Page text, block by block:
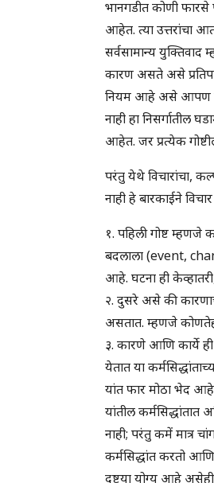
भानगडीत कोणी
आहेत. त्या उत्तरांचा
सर्वसामान्य युक्तिवाद
कारण असते असे
नियम आहे असे आपण
नाही हा निसर्गातील
आहेत. जर प्रत्येक
परंतु येथे विचारांचा,
नाही हे बारकाईने
१. पहिली गोष्ट म्हणजे
बदलाला (event,
आहे. घटना ही
२. दुसरे असे की
असतात. म्हणजे
३. कारणे आणि कार्ये
येतात या
यांत फार मोठा भेद
यांतील
नाही; परंतु कमें मात्र
कर्मसिद्धांत करतो
दृष्ट्या योग्य आहे